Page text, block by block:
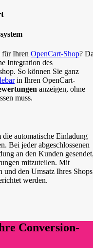
für Ihren OpenCart-Shop?
Integration des
So können Sie ganz
in Ihren OpenCart-
anzeigen, ohne
muss.
automatische Einladung
Bei jeder abgeschlossenen
an den Kunden
mitzuteilen. Mit
und den Umsatz Ihres
werden.
Conversion-